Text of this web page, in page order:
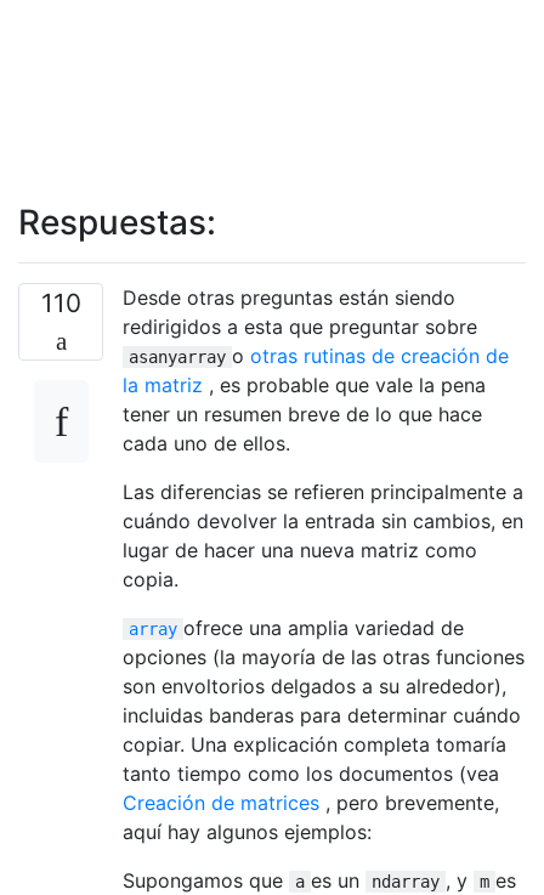
Respuestas:
110
Desde otras preguntas están siendo
redirigidos a esta que preguntar sobre
asanyarray o otras rutinas de creación de
la matriz , es probable que vale la pena
tener un resumen breve de lo que hace
cada uno de ellos.
Las diferencias se refieren principalmente a
cuándo devolver la entrada sin cambios, en
lugar de hacer una nueva matriz como
copia.
array ofrece una amplia variedad de
opciones (la mayoría de las otras funciones
son envoltorios delgados a su alrededor),
incluidas banderas para determinar cuándo
copiar. Una explicación completa tomaría
tanto tiempo como los documentos (vea
Creación de matrices , pero brevemente,
aquí hay algunos ejemplos:
Supongamos que
a es un ndarray , y m es